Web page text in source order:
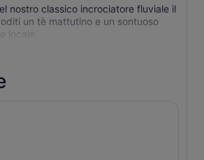
nostro classico incrociatore fluviale il
un tè mattutino e un sontuoso
locale.